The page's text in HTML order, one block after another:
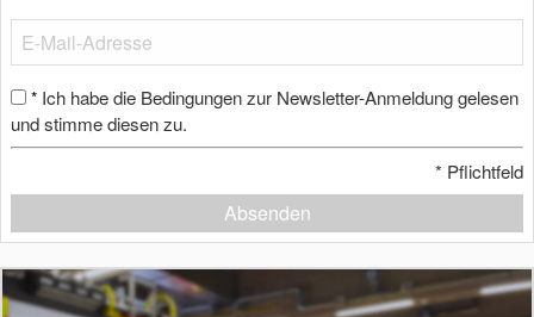
* Ich habe die Bedingungen zur Newsletter-Anmeldung gelesen
und stimme diesen zu.
* Pflichtfeld
Absenden